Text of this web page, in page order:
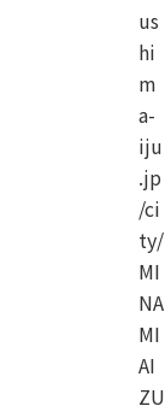
us
hi
m
a-
iju
.jp
/ci
ty/
MI
NA
MI
AI
ZU